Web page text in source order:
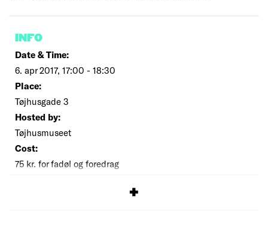
INFO
Date & Time:
6. apr 2017, 17:00 - 18:30
Place:
Tøjhusgade 3
Hosted by:
Tøjhusmuseet
Cost:
75 kr. for fadøl og foredrag